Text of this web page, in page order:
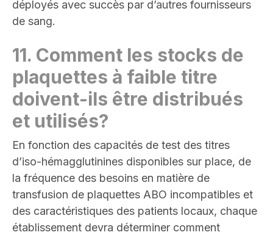
déployés avec succès par d’autres fournisseurs
de sang.
11. Comment les stocks de
plaquettes à faible titre
doivent-ils être distribués
et utilisés?
En fonction des capacités de test des titres
d’iso-hémagglutinines disponibles sur place, de
la fréquence des besoins en matière de
transfusion de plaquettes ABO incompatibles et
des caractéristiques des patients locaux, chaque
établissement devra déterminer comment